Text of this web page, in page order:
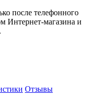
после телефонного
Интернет-магазина и
Отзывы